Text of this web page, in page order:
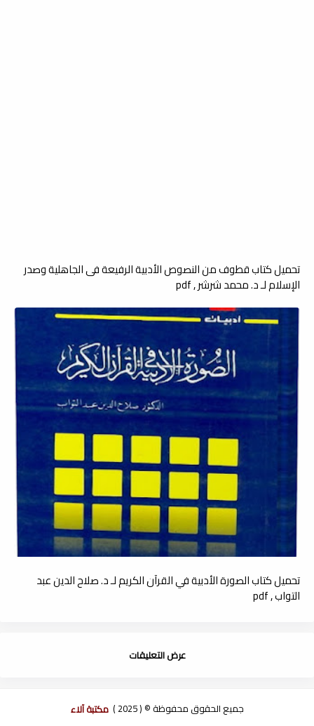
تحميل كتاب قطوف من النصوص الأدبية الرفيعة فى الجاهلية وصدر
الإسلام لـ د. محمد شرشر , pdf
تحميل كتاب الصورة الأدبية في القرآن الكريم لـ د. صلاح الدين عبد
التواب , pdf
عرض التعليقات
جميع الحقوق محفوظة © ( 2025 ) مكتبة آلاء